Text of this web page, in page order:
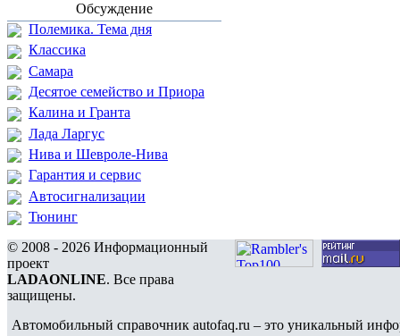
Обсуждение
Полемика. Тема дня
Классика
Самара
Десятое семейство и Приора
Калина и Гранта
Лада Ларгус
Нива и Шевроле-Нива
Гарантия и сервис
Автосигнализации
Тюнинг
© 2008 - 2026 Информационный
проект
LADAONLINE. Все права
защищены.
Автомобильный справочник autofaq.ru – это уникальный